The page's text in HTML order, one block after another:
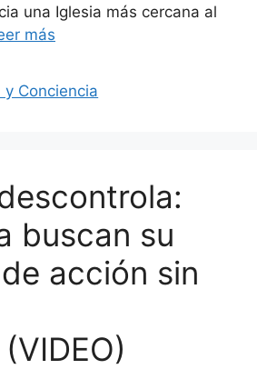
una Iglesia más cercana al
más
Conciencia
buscan su
acción sin